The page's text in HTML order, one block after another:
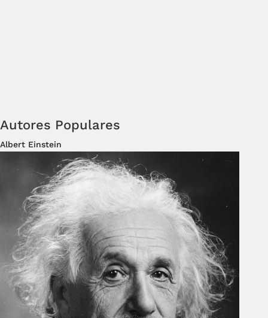
Autores Populares
Albert Einstein